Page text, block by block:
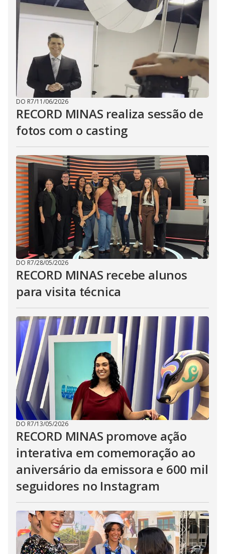
DO R7/11/06/2026
RECORD MINAS realiza sessão de
fotos com o casting
DO R7/28/05/2026
RECORD MINAS recebe alunos
para visita técnica
DO R7/13/05/2026
RECORD MINAS promove ação
interativa em comemoração ao
aniversário da emissora e 600 mil
seguidores no Instagram